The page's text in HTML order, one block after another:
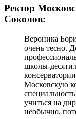
Ректор
Соколов:
Вероника
очень тесно.
школы-
Московскую
учиться на
необычно,